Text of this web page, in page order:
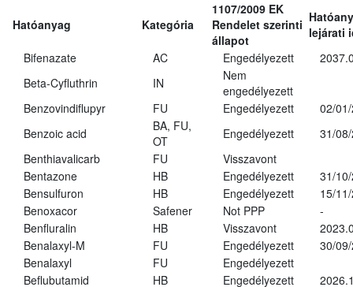
Hatóanyag Kategória
1107/2009 EK
Rendelet szerinti
állapot
lejárati
Bifenazate
AC Engedélyezett
Beta-Cyfluthrin
IN
Nem
engedélyezett
Benzovindiflupyr
FU Engedélyezett
02/
Benzoic acid
BA, FU,
OT
Engedélyezett
31/
Benthiavalicarb
FU
Visszavont
Bentazone
HB Engedélyezett
31/
Bensulfuron
HB Engedélyezett
15/
Benoxacor
Safener Not PPP
-
Benfluralin
HB Visszavont
Benalaxyl-M
FU Engedélyezett
30/
Benalaxyl
FU
Engedélyezett
Beflubutamid
HB Engedélyezett